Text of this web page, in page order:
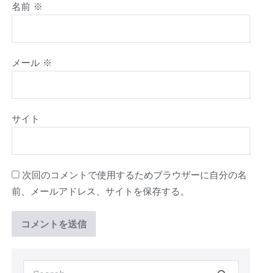
名前 ※
メール ※
サイト
次回のコメントで使用するためブラウザーに自分の名
前、メールアドレス、サイトを保存する。